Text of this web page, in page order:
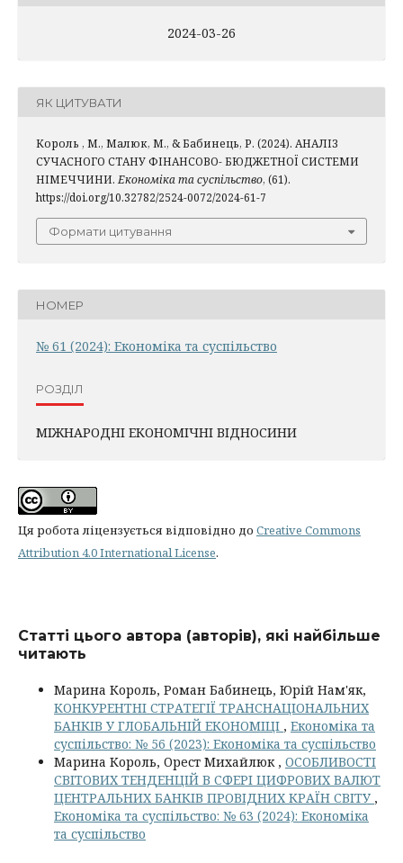
2024-03-26
ЯК ЦИТУВАТИ
Король , М., Малюк, М., & Бабинець, Р. (2024). АНАЛІЗ
СУЧАСНОГО СТАНУ ФІНАНСОВО- БЮДЖЕТНОЇ СИСТЕМИ
НІМЕЧЧИНИ. Економіка та суспільство, (61).
https://doi.org/10.32782/2524-0072/2024-61-7
Формати цитування
НОМЕР
№ 61 (2024): Економіка та суспільство
РОЗДІЛ
МІЖНАРОДНІ ЕКОНОМІЧНІ ВІДНОСИНИ
Ця робота ліцензується відповідно до Creative Commons
Attribution 4.0 International License.
Статті цього автора (авторів), які найбільше
читають
Марина Король, Роман Бабинець, Юрій Нам'як,
КОНКУРЕНТНІ СТРАТЕГІЇ ТРАНСНАЦІОНАЛЬНИХ
БАНКІВ У ГЛОБАЛЬНІЙ ЕКОНОМІЦІ , Економіка та
суспільство: № 56 (2023): Економіка та суспільство
Марина Король, Орест Михайлюк , ОСОБЛИВОСТІ
СВІТОВИХ ТЕНДЕНЦІЙ В СФЕРІ ЦИФРОВИХ ВАЛЮТ
ЦЕНТРАЛЬНИХ БАНКІВ ПРОВІДНИХ КРАЇН СВІТУ ,
Економіка та суспільство: № 63 (2024): Економіка
та суспільство